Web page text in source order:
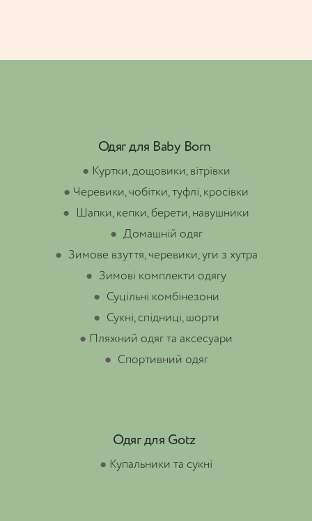
Одяг для Baby Born
● Куртки, дощовики, вітрівки
● Черевики, чобітки, туфлі, кросівки
●
Шапки, кепки, берети, навушники
● Домашній одяг
● Зимове взуття, черевики, уги з хутра
● Зимові комплекти одягу
● Суцільні комбінезони
● Сукні, спідниці, шорти
● Пляжний одяг та аксесуари
● Спортивний одяг
Одяг для Gotz
● Купальники та сукні